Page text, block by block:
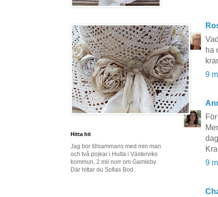
ha
9
9
Hitta hit
Jag bor tillsammans med min man
och två pojkar i Hulta i Västerviks
kommun, 2 mil norr om Gamleby.
Där hittar du Sofias Bod.